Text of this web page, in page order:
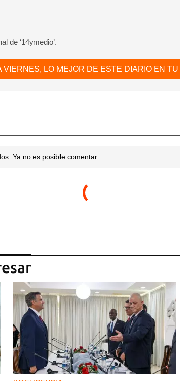
de ‘14ymedio’.
VIERNES, LO MEJOR DE ESTE DIARIO EN
Ya no es posible comentar